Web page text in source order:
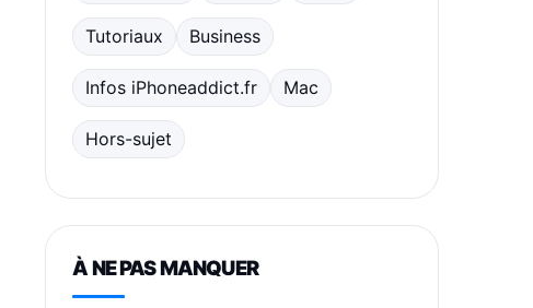
Tutoriaux Business
Infos iPhoneaddict.fr Mac
Hors-sujet
À NE PAS MANQUER